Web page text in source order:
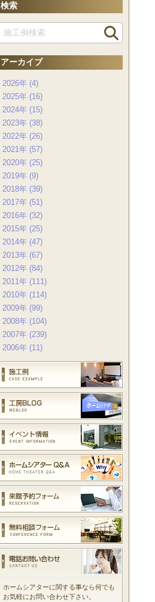
検索
アーカイブ
2026年 (4)
2025年 (16)
2024年 (15)
2023年 (38)
2022年 (26)
2021年 (57)
2020年 (25)
2019年 (9)
2018年 (39)
2017年 (51)
2016年 (32)
2015年 (25)
2014年 (47)
2013年 (67)
2012年 (84)
2011年 (111)
2010年 (114)
2009年 (99)
2008年 (104)
2007年 (239)
2006年 (11)
ホームシアターに関する事なら何でも
お気軽にお問い合わせ下さい。